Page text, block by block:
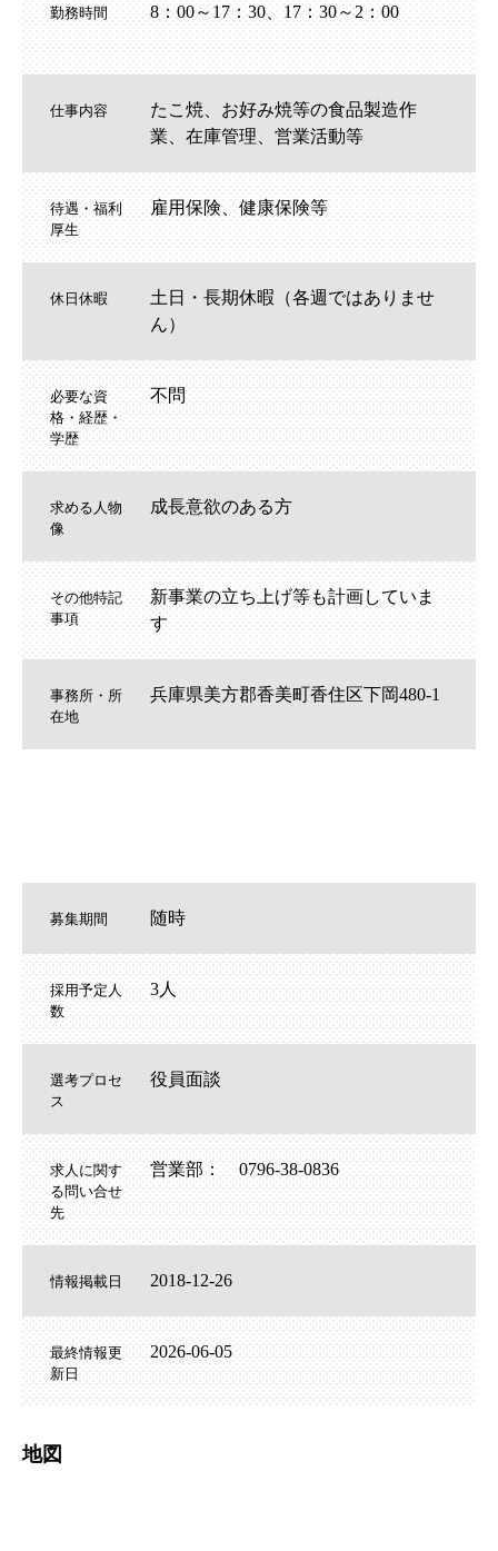
勤務時間 8：00～17：30、17：30～2：00
仕事内容
たこ焼、お好み焼等の食品製造作
業、在庫管理、営業活動等
待遇・福利
厚生
雇用保険、健康保険等
休日休暇
土日・長期休暇（各週ではありませ
ん）
必要な資
格・経歴・
学歴
不問
求める人物
像
成長意欲のある方
その他特記
事項
新事業の立ち上げ等も計画していま
す
事務所・所
在地
兵庫県美方郡香美町香住区下岡480-1
募集期間 随時
採用予定人
数
3人
選考プロセ
ス
役員面談
求人に関す
る問い合せ
先
営業部： 0796-38-0836
情報掲載日 2018-12-26
最終情報更
新日
2026-06-05
地図